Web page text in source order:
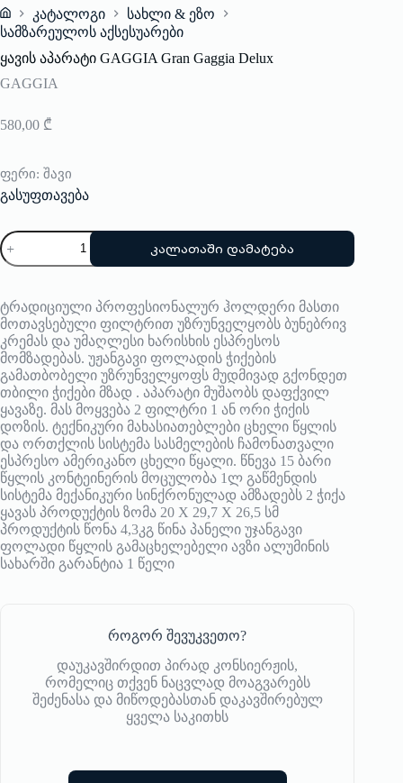
Home
კატალოგი
სახლი & ეზო
სამზარეულოს აქსესუარები
ყავის აპარატი GAGGIA Gran Gaggia Delux
GAGGIA
580,00 ₾
ფერი: შავი
გასუფთავება
რაოდენობა:
ყავის
აპარატი
Gran
Gaggia
Delux
კალათაში დამატება
ტრადიციული პროფესიონალურ ჰოლდერი მასთი
მოთავსებული ფილტრით უზრუნველყობს ბუნებრივ
კრემას და უმაღლესი ხარისხის ესპრესოს
მომზადებას. უჟანგავი ფოლადის ჭიქების
გამათბობელი უზრუნველყოფს მუდმივად გქონდეთ
თბილი ჭიქები მზად . აპარატი მუშაობს დაფქვილ
ყავაზე. მას მოყვება 2 ფილტრი 1 ან ორი ჭიქის
დოზის. ტექნიკური მახასიათებლები ცხელი წყლის
და ორთქლის სისტემა სასმელების ჩამონათვალი
ესპრესო ამერიკანო ცხელი წყალი. წნევა 15 ბარი
წყლის კონტეინერის მოცულობა 1ლ გაწმენდის
სისტემა მექანიკური სინქრონულად ამზადებს 2 ჭიქა
ყავას პროდუქტის ზომა 20 X 29,7 X 26,5 სმ
პროდუქტის წონა 4,3კგ წინა პანელი უჯანგავი
ფოლადი წყლის გამაცხელებელი ავზი ალუმინის
სახარში გარანტია 1 წელი
როგორ შევუკვეთო?
დაუკავშირდით პირად კონსიერჟის,
რომელიც თქვენ ნაცვლად მოაგვარებს
შეძენასა და მიწოდებასთან დაკავშირებულ
ყველა საკითხს